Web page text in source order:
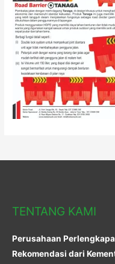
TENTANG KAMI
Perusahaan
Rekomendasi dari